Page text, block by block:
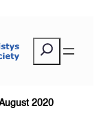
2020